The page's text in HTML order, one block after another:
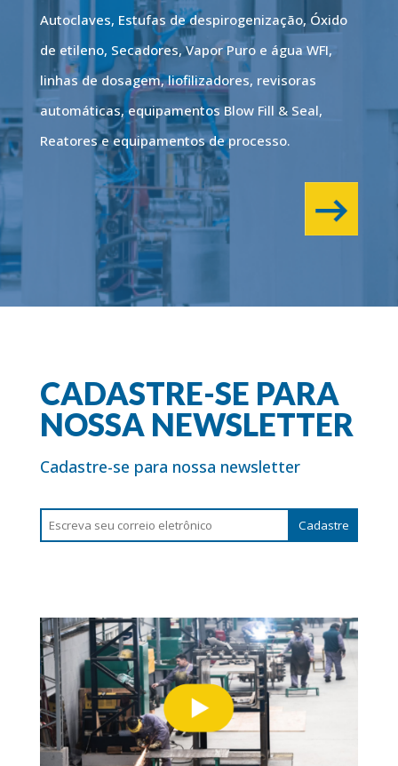
Autoclaves, Estufas de despirogenização, Óxido
de etileno, Secadores, Vapor Puro e água WFI,
linhas de dosagem, liofilizadores, revisoras
automáticas, equipamentos Blow Fill & Seal,
Reatores e equipamentos de processo.
CADASTRE-SE PARA
NOSSA NEWSLETTER
Cadastre-se para nossa newsletter